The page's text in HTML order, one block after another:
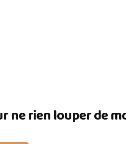
ne rien louper de